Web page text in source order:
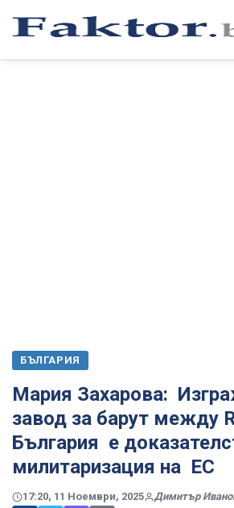
БЪЛГАРИЯ
Мария Захарова:
завод за барут между
България е
милитаризация на ЕС
17:20, 11 Ноември, 2025 Димитър